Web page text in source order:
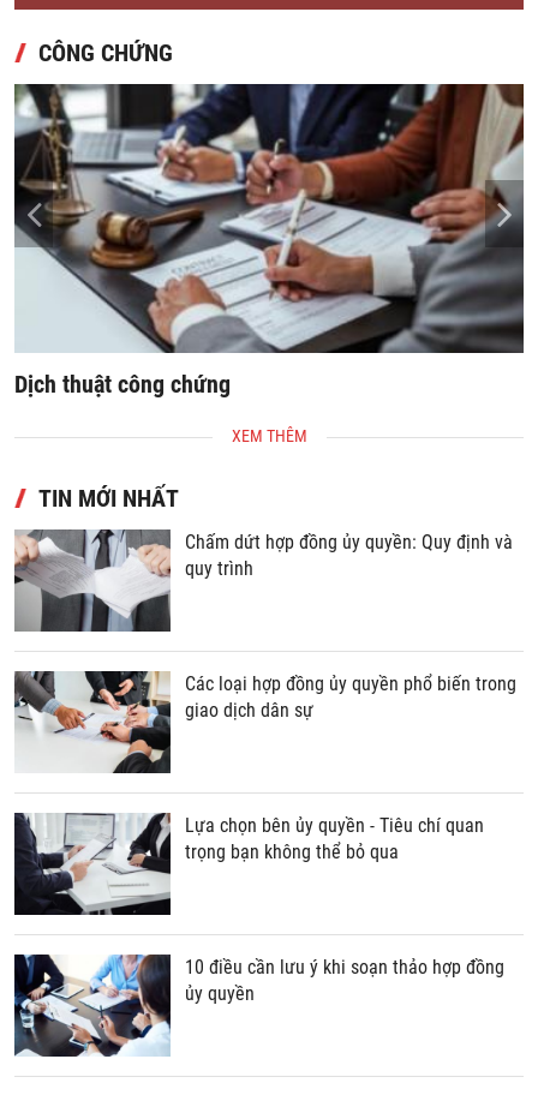
CÔNG CHỨNG
Dịch thuật công chứng
XEM THÊM
TIN MỚI NHẤT
Chấm dứt hợp đồng ủy quyền: Quy định và
quy trình
Các loại hợp đồng ủy quyền phổ biến trong
giao dịch dân sự
Lựa chọn bên ủy quyền - Tiêu chí quan
trọng bạn không thể bỏ qua
10 điều cần lưu ý khi soạn thảo hợp đồng
ủy quyền